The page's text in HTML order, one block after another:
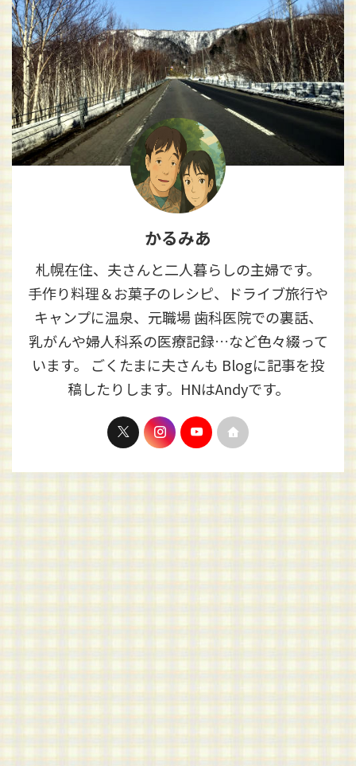
かるみあ
札幌在住、夫さんと二人暮らしの主婦です。
手作り料理＆お菓子のレシピ、ドライブ旅行や
キャンプに温泉、元職場 歯科医院での裏話、
乳がんや婦人科系の医療記録…など色々綴って
います。 ごくたまに夫さんも Blogに記事を投
稿したりします。HNはAndyです。